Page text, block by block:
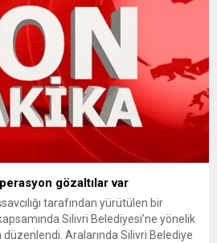
gözaltılar var
tarafından yürütülen bir
Silivri Belediyesi’ne yönelik
düzenlendi. Aralarında Silivri Belediye